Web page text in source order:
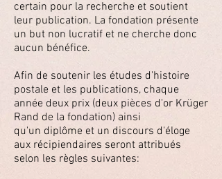
certain pour la recherche et soutient
leur publication. La fondation présente
un but non lucratif et ne cherche donc
aucun bénéfice.
Afin de soutenir les études d'histoire
postale et les publications, chaque
année deux prix (deux pièces d'or Krüger
Rand de la fondation) ainsi
qu'un diplôme et un discours d'éloge
aux récipiendaires seront attribués
selon les règles suivantes: